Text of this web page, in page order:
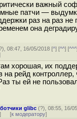
важный
патчи —
раз на раз не
она
), 08:47, 16/05/2018 [^] [^^] [^^^
хорошая, их
на рейд контроллер,
ты ей не
glibc (?), 08:55, 16/
] [к модератору]